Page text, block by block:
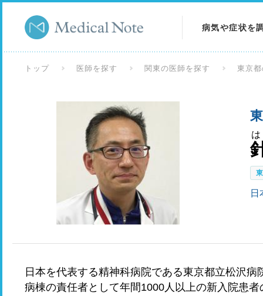
病気や症状を
検査を調べる
トップ 医師を探す 関東の医師を探す 東京
日
日本を代表する精神科病院である東京都立松沢
病棟の責任者として年間1000人以上の新入院患